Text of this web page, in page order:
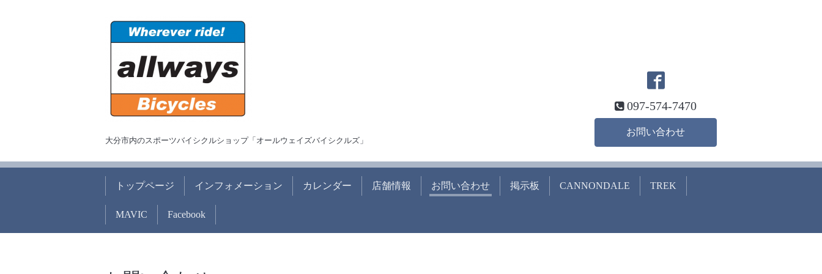
大分市内のスポーツバイシクルショップ「オールウェイズバイシクルズ」
097-574-7470
お問い合わせ
トップページ インフォメーション カレンダー 店舗情報 お問い合わせ 掲示板 CANNONDALE TREK
MAVIC Facebook